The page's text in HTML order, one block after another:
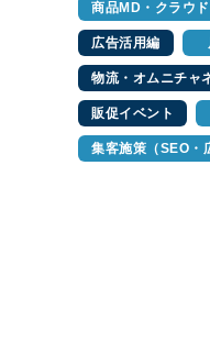
商品MD・クラウ
広告活用編
物流・オムニチャ
販促イベント
集客施策（SEO・